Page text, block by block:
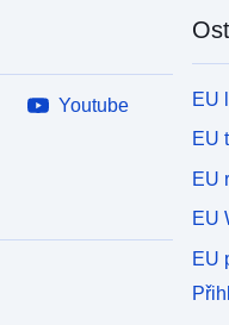
Youtube
EU
EU
EU
EU
EU